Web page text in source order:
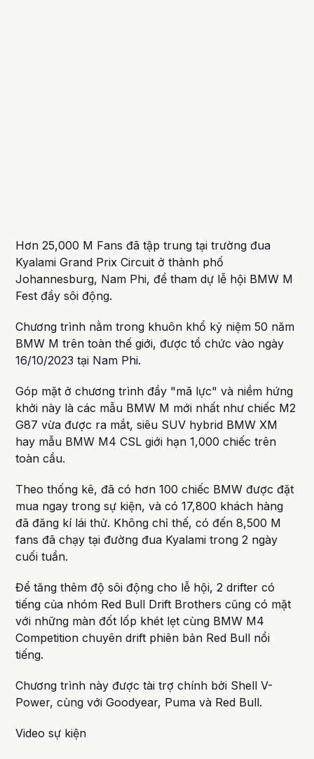
Hơn 25,000 M Fans đã tập trung tại trường đua
Kyalami Grand Prix Circuit ở thành phố
Johannesburg, Nam Phi, để tham dự lễ hội BMW M
Fest đầy sôi động.
Chương trình nằm trong khuôn khổ kỷ niệm 50 năm
BMW M trên toàn thế giới, được tổ chức vào ngày
16/10/2023 tại Nam Phi.
Góp mặt ở chương trình đầy "mã lực" và niềm hứng
khởi này là các mẫu BMW M mới nhất như chiếc M2
G87 vừa được ra mắt, siêu SUV hybrid BMW XM
hay mẫu BMW M4 CSL giới hạn 1,000 chiếc trên
toàn cầu.
Theo thống kê, đã có hơn 100 chiếc BMW được đặt
mua ngay trong sự kiện, và có 17,800 khách hàng
đã đăng kí lái thử. Không chỉ thế, có đến 8,500 M
fans đã chạy tại đường đua Kyalami trong 2 ngày
cuối tuần.
Để tăng thêm độ sôi động cho lễ hội, 2 drifter có
tiếng của nhóm Red Bull Drift Brothers cũng có mặt
với những màn đốt lốp khét lẹt cùng BMW M4
Competition chuyên drift phiên bản Red Bull nổi
tiếng.
Chương trình này được tài trợ chính bởi Shell V-
Power, cùng với Goodyear, Puma và Red Bull.
Video sự kiện